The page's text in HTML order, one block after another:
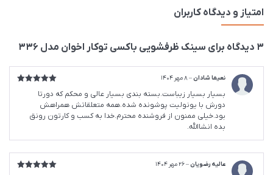
امتیاز و دیدگاه کاربران
3 دیدگاه برای سینک ظرفشویی باکسی توکار اخوان مدل 336
5
نعیما شادان–8 مهر 1404
بسیار بسیار زیباست.بسته بندی بسیار عالی و محکم که دورتا
دورش با یونولیت پوشونده شده.همه متعلقاتش همراهش
بود.خیلی ممنون از فروشنده محترم.خدا به کسب و کارتون رونق
بده انشاالله.
عالیه رضویان–26 مهر 1404